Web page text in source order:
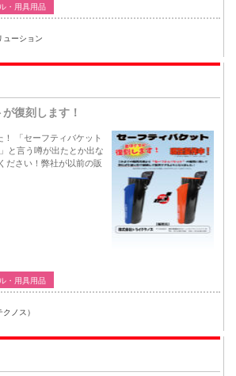
・用具用品
ューション
復刻します！
「セーフティバケット
と言う噂が出たとか出な
ださい！弊社が以前の販
・用具用品
ノス）